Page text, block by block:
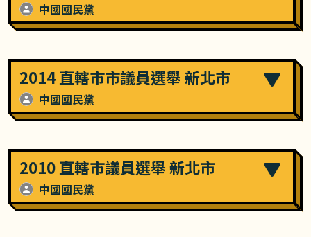
中國國民黨
2014 直轄市市議員選舉 新北市
中國國民黨
2010 直轄市議員選舉 新北市
中國國民黨